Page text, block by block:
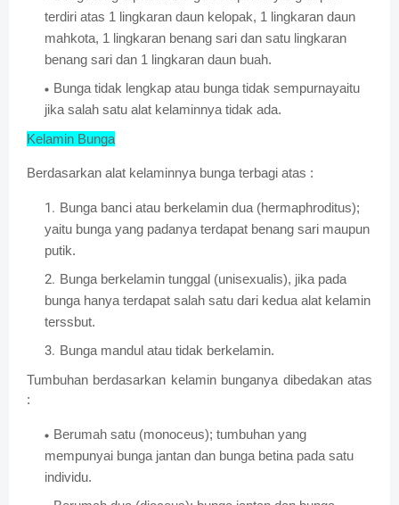
terdiri atas 1 lingkaran daun kelopak, 1 lingkaran daun
mahkota, 1 lingkaran benang sari dan satu lingkaran
benang sari dan 1 lingkaran daun buah.
Bunga tidak lengkap atau bunga tidak sempurnayaitu
jika salah satu alat kelaminnya tidak ada.
Kelamin Bunga
Berdasarkan alat kelaminnya bunga terbagi atas :
Bunga banci atau berkelamin dua (hermaphroditus);
yaitu bunga yang padanya terdapat benang sari maupun
putik.
Bunga berkelamin tunggal (unisexualis), jika pada
bunga hanya terdapat salah satu dari kedua alat kelamin
terssbut.
Bunga mandul atau tidak berkelamin.
Tumbuhan berdasarkan kelamin bunganya dibedakan atas
:
Berumah satu (monoceus); tumbuhan yang
mempunyai bunga jantan dan bunga betina pada satu
individu.